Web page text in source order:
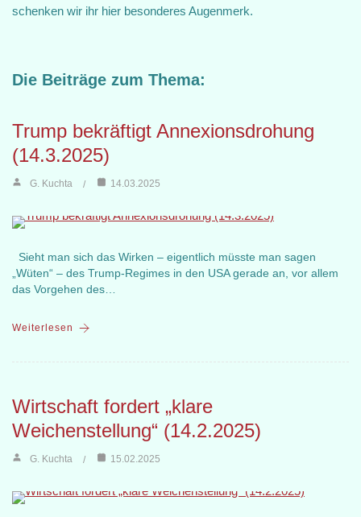
schenken wir ihr hier besonderes Augenmerk.
Die Beiträge zum Thema:
Trump bekräftigt Annexionsdrohung
(14.3.2025)
G. Kuchta 14.03.2025
Sieht man sich das Wirken – eigentlich müsste man sagen
„Wüten“ – des Trump-Regimes in den USA gerade an, vor allem
das Vorgehen des…
Weiterlesen
Wirtschaft fordert „klare
Weichenstellung“ (14.2.2025)
G. Kuchta 15.02.2025